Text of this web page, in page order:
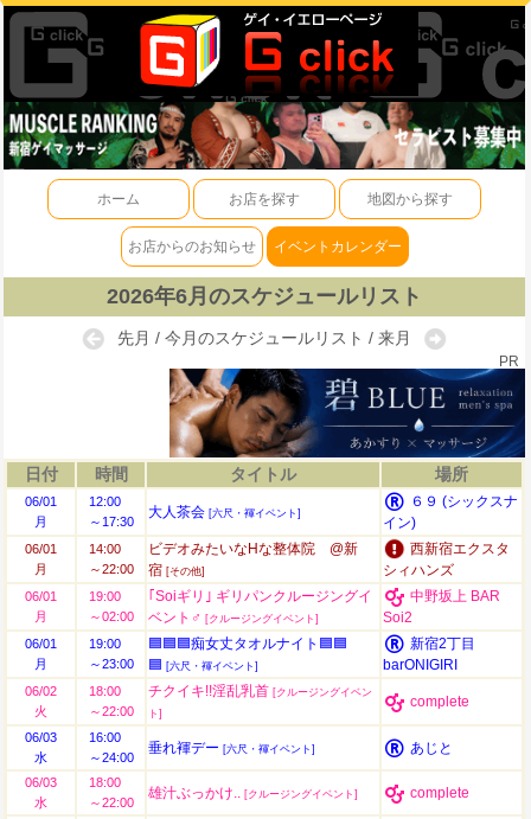
ホーム お店を探す 地図から探す
お店からのお知らせ イベントカレンダー
2026年6月のスケジュールリスト
先月 / 今月のスケジュールリスト / 来月
PR
日付 時間 タイトル 場所
06/01
月
12:00
～17:30
大人茶会 [六尺・褌イベント]
６９ (シックスナ
イン)
06/01
月
14:00
～22:00
ビデオみたいなHな整体院 @新
宿 [その他]
西新宿エクスタ
シィハンズ
06/01
月
19:00
～02:00
｢Soiギリ｣ ギリパンクルージングイ
ベント♂ [クルージングイベント]
中野坂上 BAR
Soi2
06/01
月
19:00
～23:00
🟦🟦🟦痴女丈タオルナイト🟦🟦
🟦 [六尺・褌イベント]
新宿2丁目
barONIGIRI
06/02
火
18:00
～22:00
チクイキ!!淫乱乳首 [クルージングイベン
ト]
complete
06/03
水
16:00
～24:00
垂れ褌デー [六尺・褌イベント] あじと
06/03
水
18:00
～22:00
雄汁ぶっかけ.. [クルージングイベント] complete